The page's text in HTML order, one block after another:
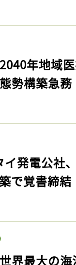
年地域
勢構築急務
イ発電公社
で覚書締結
界最大の